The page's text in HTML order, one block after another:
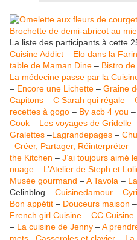
La liste des participants à cette
Cuisine Addict – Elo dans la
table de Maman Dine – Bistro
La médecine passe par la
– Encore une Lichette – Graine
Capitons – C Sarah qui régale –
recettes à gogo – By acb 4 you –
Cook – Les voyages de Gridelle
Gralettes –Lagrandepages –
–Créer, Partager, Réinterpréter –
the Kitchen – J’ai toujours aimé
nuage – L’Atelier de Steph et
Musée gourmand –A Tavola –
Celinblog – Cuisinedamour –
Bon appétit – Douceurs maison –
French girl Cuisine – CC Cuisine
– La cuisine de Jenny –A